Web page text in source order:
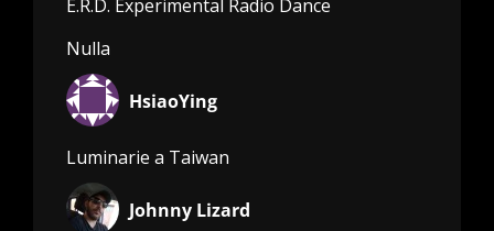
E.R.D. Experimental Radio Dance
Nulla
HsiaoYing
Luminarie a Taiwan
Johnny Lizard